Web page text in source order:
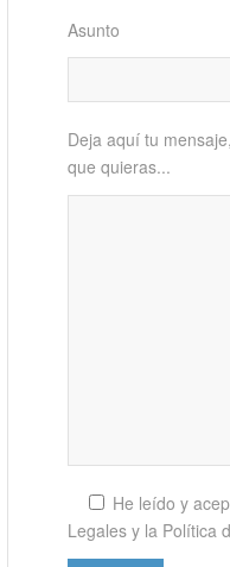
Asunto
Deja aquí tu
que quieras...
He leído y
Legales y la Política